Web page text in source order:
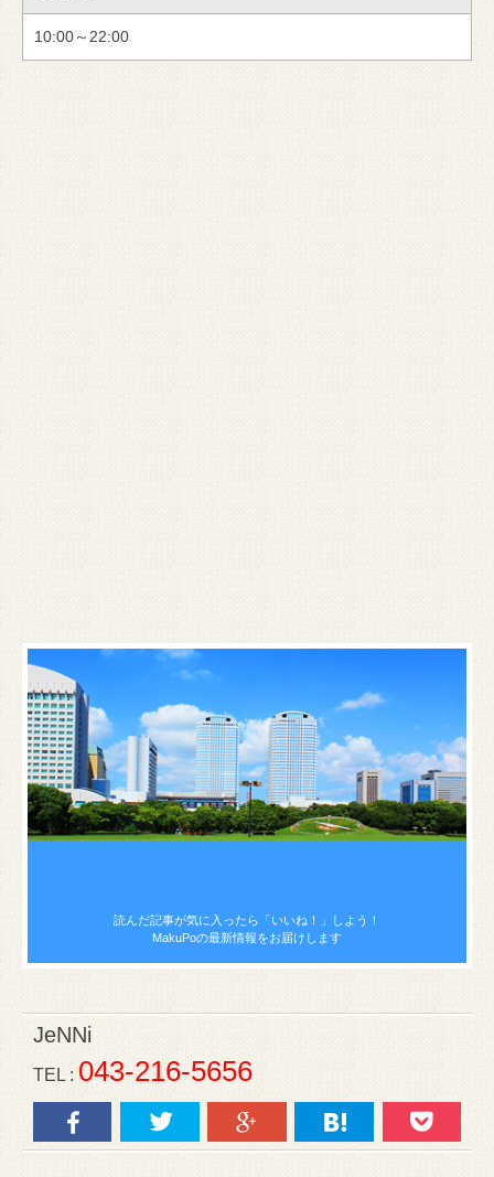
10:00～22:00
読んだ記事が気に入ったら 「いいね！」しよう！
MakuPoの最新情報をお届けします
JeNNi
TEL :043-216-5656